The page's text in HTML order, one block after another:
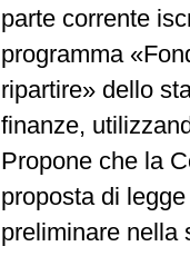
parte corrente
programma
ripartire» dello
finanze,
Propone che la
proposta di
preliminare nella